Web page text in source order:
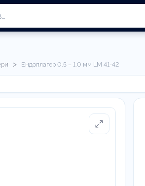
> Ендоплагер 0.5 – 1.0 мм LM 41-42